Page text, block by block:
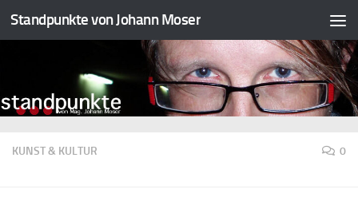
Zum Inhalt springen
Standpunkte von Johann Moser
KUNST & KULTUR 0